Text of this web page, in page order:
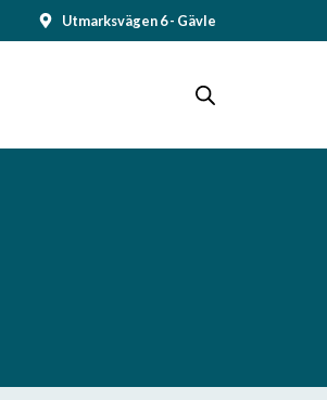
Utmarksvägen 6 - Gävle